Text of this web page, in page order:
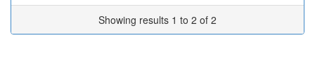
Showing results 1 to 2 of 2